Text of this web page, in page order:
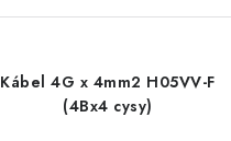
Kábel 4G x 4mm2 H05VV-F
(4Bx4 cysy)